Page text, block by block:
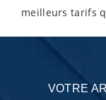
meilleurs tarifs
VOTRE